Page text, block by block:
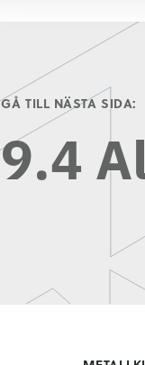
GÅ TILL NÄSTA SIDA:
9.4